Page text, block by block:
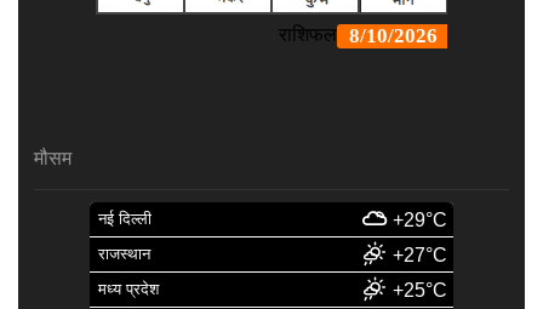
मौसम
नई दिल्ली +29°C
राजस्थान +27°C
मध्य प्रदेश +25°C